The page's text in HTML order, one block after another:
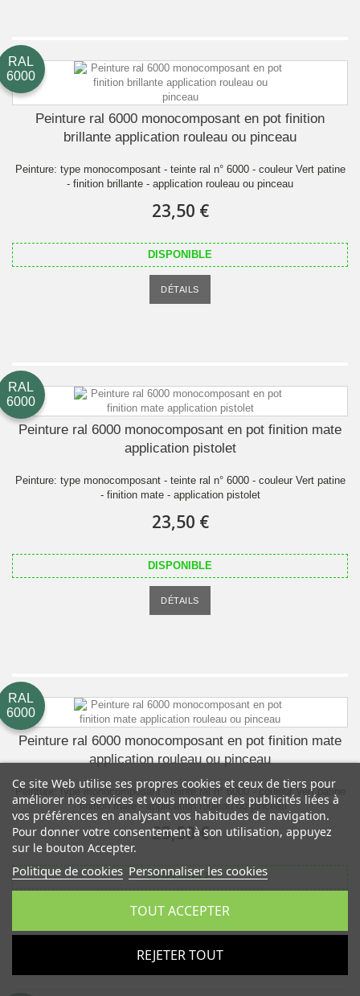
RAL
6000
Peinture ral 6000 monocomposant en pot finition
brillante application rouleau ou pinceau
Peinture: type monocomposant - teinte ral n° 6000 - couleur Vert patine
- finition brillante - application rouleau ou pinceau
23,50 €
DISPONIBLE
DÉTAILS
RAL
6000
Peinture ral 6000 monocomposant en pot finition mate
application pistolet
Peinture: type monocomposant - teinte ral n° 6000 - couleur Vert patine
- finition mate - application pistolet
23,50 €
DISPONIBLE
DÉTAILS
RAL
6000
Peinture ral 6000 monocomposant en pot finition mate
application rouleau ou pinceau
Peinture: type monocomposant - teinte ral n° 6000 - couleur Vert patine
- finition mate - application rouleau ou pinceau
23,50 €
DISPONIBLE
DÉTAILS
Ce site Web utilise ses propres cookies et ceux de tiers pour
améliorer nos services et vous montrer des publicités liées à
vos préférences en analysant vos habitudes de navigation.
Pour donner votre consentement à son utilisation, appuyez
sur le bouton Accepter.
Politique de cookies Personnaliser les cookies
REJETER TOUT
TOUT ACCEPTER